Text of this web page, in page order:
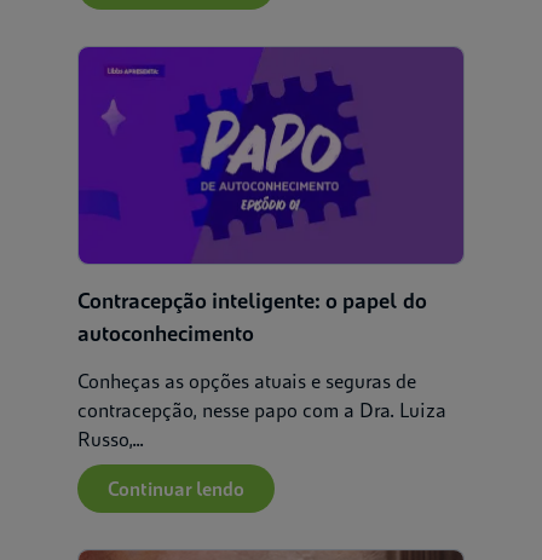
Contracepção inteligente: o papel do
autoconhecimento
Conheças as opções atuais e seguras de
contracepção, nesse papo com a Dra. Luiza
Russo,...
Continuar lendo